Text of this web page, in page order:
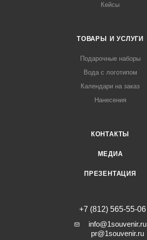
Кейсы
ТОВАРЫ И УСЛУГИ
Подарочные наборы
Вода с логотипом
Календари на заказ
Нанесения
КОНТАКТЫ
МЕДИА
ПРЕЗЕНТАЦИЯ
+7 (812) 565-55-06
info@1souvenir.ru
pr@1souvenir.ru